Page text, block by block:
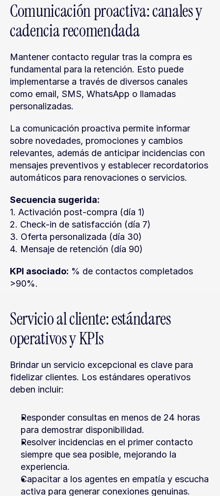
Comunicación proactiva: canales y
cadencia recomendada
Mantener contacto regular tras la compra es
fundamental para la retención. Esto puede
implementarse a través de diversos canales
como email, SMS, WhatsApp o llamadas
personalizadas.
La comunicación proactiva permite informar
sobre novedades, promociones y cambios
relevantes, además de anticipar incidencias con
mensajes preventivos y establecer recordatorios
automáticos para renovaciones o servicios.
Secuencia sugerida:
1. Activación post-compra (día 1)
2. Check-in de satisfacción (día 7)
3. Oferta personalizada (día 30)
4. Mensaje de retención (día 90)
KPI asociado: % de contactos completados
>90%.
Servicio al cliente: estándares
operativos y KPIs
Brindar un servicio excepcional es clave para
fidelizar clientes. Los estándares operativos
deben incluir:
Responder consultas en menos de 24 horas
para demostrar disponibilidad.
Resolver incidencias en el primer contacto
siempre que sea posible, mejorando la
experiencia.
Capacitar a los agentes en empatía y escucha
activa para generar conexiones genuinas.